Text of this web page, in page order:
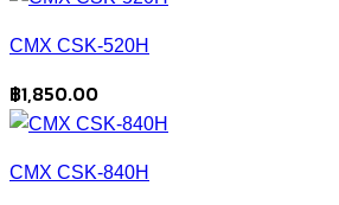
CMX CSK-520H
฿1,850.00
CMX CSK-840H